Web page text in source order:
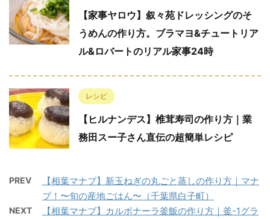
【家事ヤロウ】叙々苑ドレッシングのそ
うめんの作り方。ブラマヨ&チュートリア
ル&ロバートのリアル家事24時
レシピ
【ヒルナンデス】椎茸寿司の作り方｜業
務田スー子さん直伝の超簡単レシピ
PREV
【相葉マナブ】新玉ねぎの丸ごと蒸しの作り方｜マナ
ブ！〜旬の産地ごはん〜（千葉県白子町）
NEXT
【相葉マナブ】カルボナーラ釜飯の作り方｜釜-1グラ